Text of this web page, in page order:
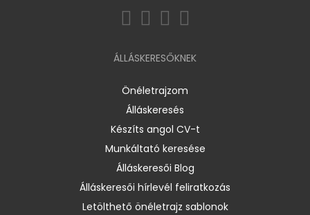
ÁLLÁSKERESŐKNEK
Önéletrajzom
Álláskeresés
Készíts angol CV-t
Munkáltató keresése
Álláskeresői Blog
Álláskeresői hírlevél feliratkozás
Letölthető önéletrajz sablonok